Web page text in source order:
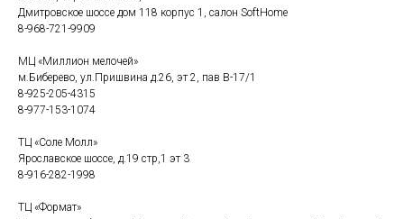
Дмитровское шоссе дом 118 корпус 1, салон SoftHome
8-968-721-9909
МЦ «Миллион мелочей»
м.Биберево, ул.Пришвина д.26, эт 2, пав В-17/1
8-925-205-4315
8-977-153-1074
ТЦ «Соле Молл»
Ярославское шоссе, д.19 стр,1 эт 3
8-916-282-1998
ТЦ «Формат»